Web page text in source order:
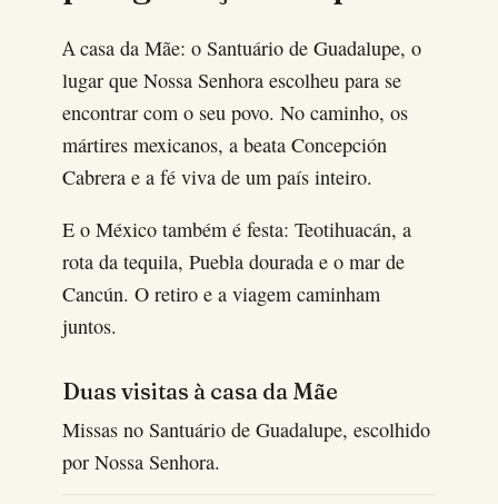
A casa da Mãe: o Santuário de Guadalupe, o
lugar que Nossa Senhora escolheu para se
encontrar com o seu povo. No caminho, os
mártires mexicanos, a beata Concepción
Cabrera e a fé viva de um país inteiro.
E o México também é festa: Teotihuacán, a
rota da tequila, Puebla dourada e o mar de
Cancún. O retiro e a viagem caminham
juntos.
Duas visitas à casa da Mãe
Missas no Santuário de Guadalupe, escolhido
por Nossa Senhora.